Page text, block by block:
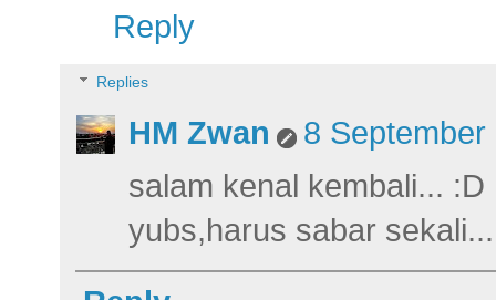
Reply
Replies
HM Zwan
8
salam kenal kembali... :D
yubs,harus sabar